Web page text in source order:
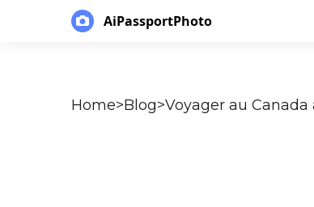
AiPassportPhoto
Home>Blog>